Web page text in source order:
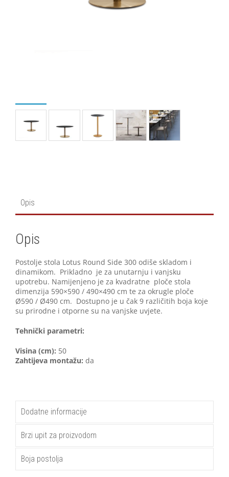
Opis
Opis
Postolje stola Lotus Round Side 300 odiše skladom i
dinamikom. Prikladno je za unutarnju i vanjsku
upotrebu. Namijenjeno je za kvadratne ploče stola
dimenzija 590×590 / 490×490 cm te za okrugle ploče
Ø590 / Ø490 cm. Dostupno je u čak 9 različitih boja koje
su prirodne i otporne su na vanjske uvjete.
Tehnički parametri:
Visina (cm): 50
Zahtijeva montažu: da
Dodatne informacije
Brzi upit za proizvodom
Boja postolja